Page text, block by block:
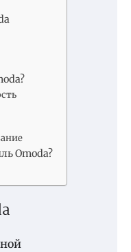
Omoda?